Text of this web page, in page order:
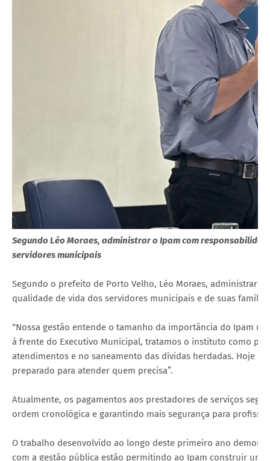
Segundo Léo Moraes, administrar o Ipam com
servidores municipais
Segundo o prefeito de Porto Velho, Léo Moraes, administrar
qualidade de vida dos servidores municipais e de suas
“Nossa gestão entende o tamanho da importância do Ipam
à frente do Executivo Municipal, tratamos o instituto como
atendimentos e no saneamento das dívidas herdadas. Hoje
preparado para atender quem precisa”.
Atualmente, os pagamentos aos prestadores de serviços
ordem cronológica e garantindo mais segurança para
O trabalho desenvolvido ao longo deste primeiro ano
com a gestão pública estão permitindo ao Ipam construir